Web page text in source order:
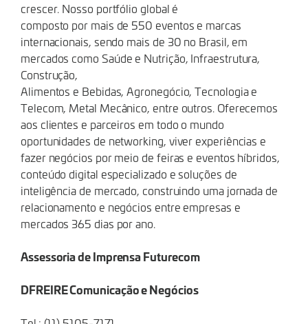
crescer. Nosso portfólio global é
composto por mais de 550 eventos e marcas
internacionais, sendo mais de 30 no Brasil, em
mercados como Saúde e Nutrição, Infraestrutura,
Construção,
Alimentos e Bebidas, Agronegócio, Tecnologia e
Telecom, Metal Mecânico, entre outros. Oferecemos
aos clientes e parceiros em todo o mundo
oportunidades de networking, viver experiências e
fazer negócios por meio de feiras e eventos híbridos,
conteúdo digital especializado e soluções de
inteligência de mercado, construindo uma jornada de
relacionamento e negócios entre empresas e
mercados 365 dias por ano.
Assessoria de Imprensa Futurecom
DFREIRE Comunicação e Negócios